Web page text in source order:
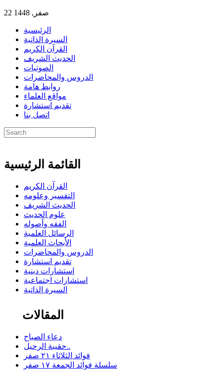
22 صفر, 1448
الرئيسية
السيرة الذاتية
القرآن الكريم
الحديث الشريف
الصوتيات
الدروس والمحاضرات
روابط هامة
مواقع العلماء
تقديم استشارة
اتصل بنا
القائمة الرئيسية
القرآن الكريم
التفسير وعلومه
الحديث الشريف
علوم الحديث
الفقه وأصوله
الرسائل العلمية
الأبحاث العلمية
الدروس والمحاضرات
تقديم استشارة
استشارات دينية
استشارات اجتماعية
السيرة الذاتية
المقالات
دعاء الصباح
حقيبة الرحيل..
فوائد الثلاثاء ٢١ صفر
سلسلة فوائد الجمعة ١٧ صفر